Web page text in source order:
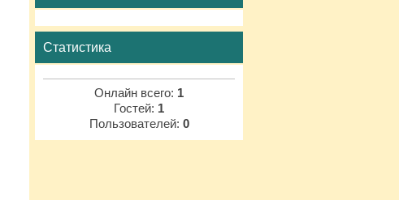
Статистика
Онлайн всего: 1
Гостей: 1
Пользователей: 0